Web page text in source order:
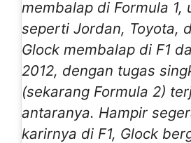
membalap di Formula 1,
seperti Jordan, Toyota,
Glock membalap di F1
2012, dengan tugas
(sekarang Formula 2)
antaranya. Hampir
karirnya di F1, Glock